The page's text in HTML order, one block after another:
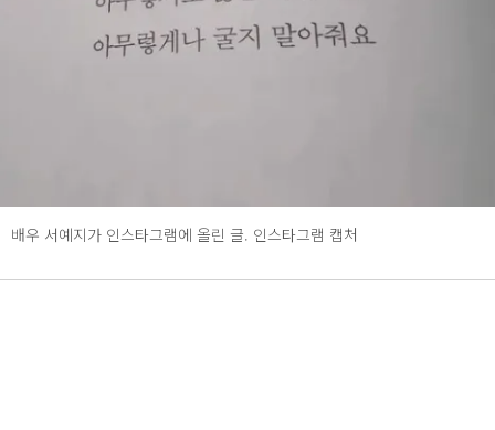
배우 서예지가 인스타그램에 올린 글. 인스타그램 캡처